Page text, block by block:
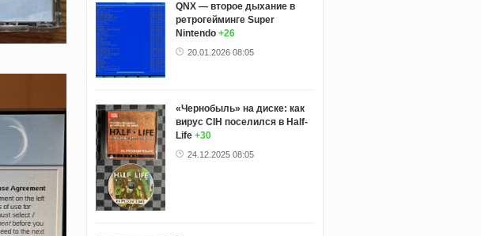
QNX — второе дыхание в
ретрогейминге Super
Nintendo +26
20.01.2026 08:05
«Чернобыль» на диске: как
вирус CIH поселился в Half-
Life +30
24.12.2025 08:05